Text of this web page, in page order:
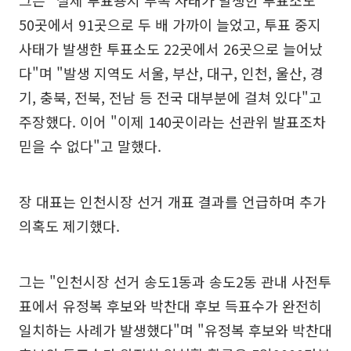
50곳에서 91곳으로 두 배 가까이 늘었고, 투표 중지
사태가 발생한 투표소도 22곳에서 26곳으로 늘어났
다"며 "발생 지역도 서울, 부산, 대구, 인천, 울산, 경
기, 충북, 전북, 전남 등 전국 대부분에 걸쳐 있다"고
주장했다. 이어 "이제 140곳이라는 선관위 발표조차
믿을 수 없다"고 말했다.
장 대표는 인천시장 선거 개표 결과를 언급하며 추가
의혹도 제기했다.
그는 "인천시장 선거 송도1동과 송도2동 관내 사전투
표에서 유정복 후보와 박찬대 후보 득표수가 완전히
일치하는 사례가 발생했다"며 "유정복 후보와 박찬대